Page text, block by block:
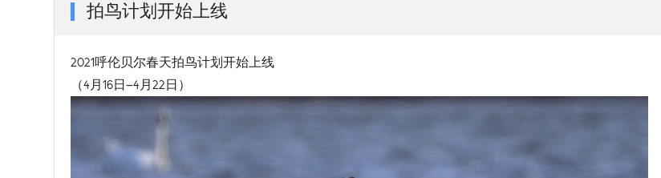
拍鸟计划开始上线
2021呼伦贝尔春天拍鸟计划开始上线
（4月16日—4月22日）